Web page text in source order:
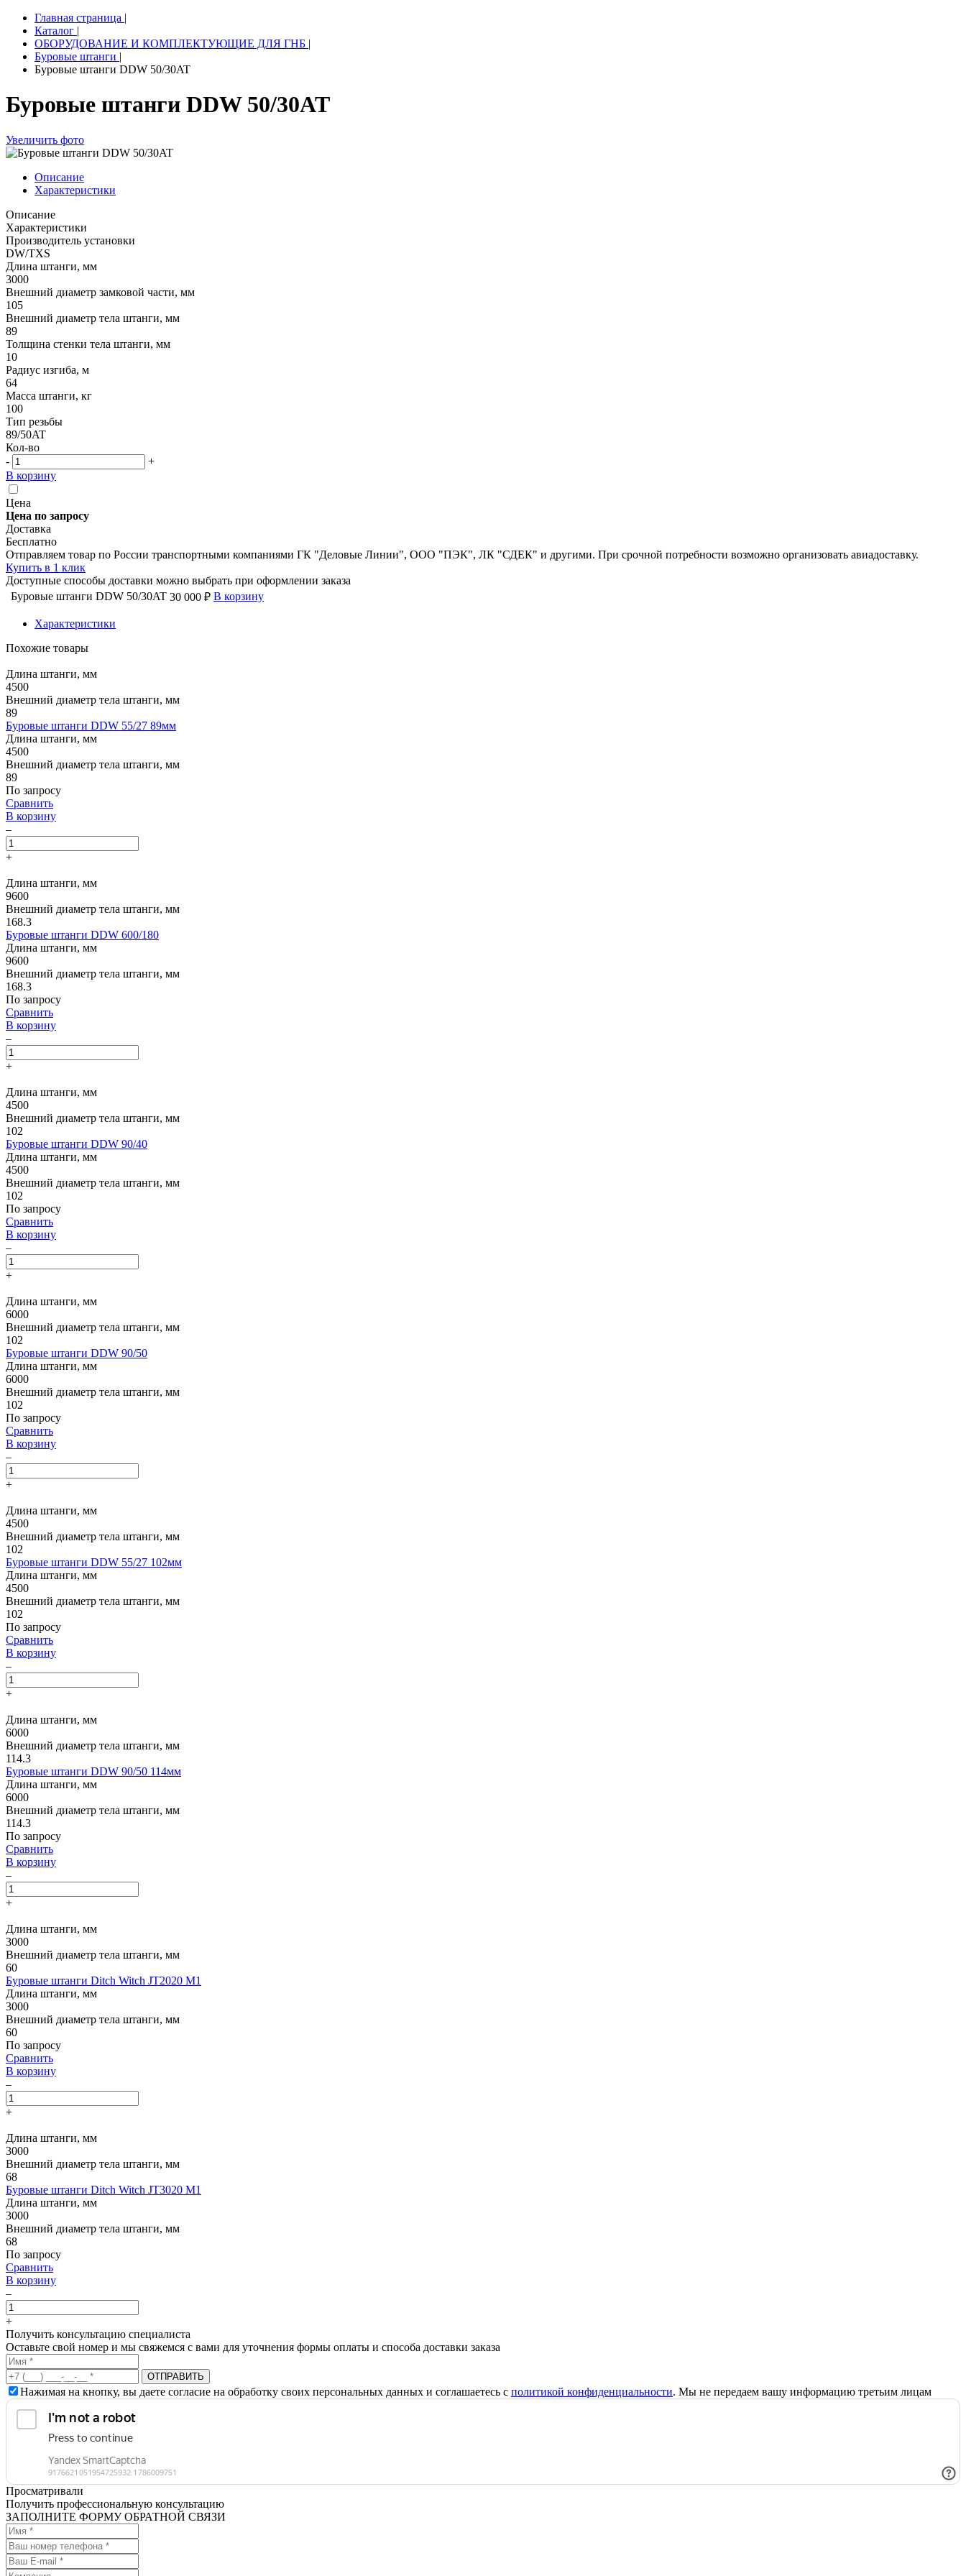
Главная страница |
Каталог |
ОБОРУДОВАНИЕ И КОМПЛЕКТУЮЩИЕ ДЛЯ ГНБ |
Буровые штанги |
Буровые штанги DDW 50/30AT
Буровые штанги DDW 50/30AT
Увеличить фото
Описание
Характеристики
Описание
Характеристики
Производитель установки
DW/TXS
Длина штанги, мм
3000
Внешний диаметр замковой части, мм
105
Внешний диаметр тела штанги, мм
89
Толщина стенки тела штанги, мм
10
Радиус изгиба, м
64
Масса штанги, кг
100
Тип резьбы
89/50AT
Кол-во
-
+
В корзину
Цена
Цена по запросу
Доставка
Бесплатно
Отправляем товар по России транспортными компаниями ГК "Деловые Линии", ООО "ПЭК", ЛК "СДЕК" и другими. При срочной потребности возможно организовать авиадоставку.
Купить в 1 клик
Доступные способы доставки можно выбрать при оформлении заказа
Буровые штанги DDW 50/30AT 30 000 ₽ В корзину
Характеристики
Похожие товары
Длина штанги, мм
4500
Внешний диаметр тела штанги, мм
89
Буровые штанги DDW 55/27 89мм
Длина штанги, мм
4500
Внешний диаметр тела штанги, мм
89
По запросу
Сравнить
В корзину
–
+
Длина штанги, мм
9600
Внешний диаметр тела штанги, мм
168.3
Буровые штанги DDW 600/180
Длина штанги, мм
9600
Внешний диаметр тела штанги, мм
168.3
По запросу
Сравнить
В корзину
–
+
Длина штанги, мм
4500
Внешний диаметр тела штанги, мм
102
Буровые штанги DDW 90/40
Длина штанги, мм
4500
Внешний диаметр тела штанги, мм
102
По запросу
Сравнить
В корзину
–
+
Длина штанги, мм
6000
Внешний диаметр тела штанги, мм
102
Буровые штанги DDW 90/50
Длина штанги, мм
6000
Внешний диаметр тела штанги, мм
102
По запросу
Сравнить
В корзину
–
+
Длина штанги, мм
4500
Внешний диаметр тела штанги, мм
102
Буровые штанги DDW 55/27 102мм
Длина штанги, мм
4500
Внешний диаметр тела штанги, мм
102
По запросу
Сравнить
В корзину
–
+
Длина штанги, мм
6000
Внешний диаметр тела штанги, мм
114.3
Буровые штанги DDW 90/50 114мм
Длина штанги, мм
6000
Внешний диаметр тела штанги, мм
114.3
По запросу
Сравнить
В корзину
–
+
Длина штанги, мм
3000
Внешний диаметр тела штанги, мм
60
Буровые штанги Ditch Witch JT2020 M1
Длина штанги, мм
3000
Внешний диаметр тела штанги, мм
60
По запросу
Сравнить
В корзину
–
+
Длина штанги, мм
3000
Внешний диаметр тела штанги, мм
68
Буровые штанги Ditch Witch JT3020 M1
Длина штанги, мм
3000
Внешний диаметр тела штанги, мм
68
По запросу
Сравнить
В корзину
–
+
Получить консультацию специалиста
Оставьте свой номер и мы свяжемся с вами для уточнения формы оплаты и способа доставки заказа
Нажимая на кнопку, вы даете согласие на обработку своих персональных данных и соглашаетесь с политикой конфиденциальности. Мы не передаем вашу информацию третьим лицам
Просматривали
Получить профессиональную консультацию
ЗАПОЛНИТЕ ФОРМУ ОБРАТНОЙ СВЯЗИ